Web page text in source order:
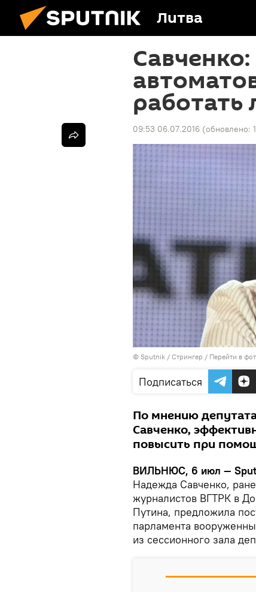
Литва
работать
09:53 06.07.2016 (обновлено:
© Sputnik / Стрингер / Перейти в
Подписаться
По мнению
Савченко,
повысить при
ВИЛЬНЮС, 6 июл —
Надежда Савченко,
журналистов ВГТРК в
Путина, предложила
парламента
из сессионного зала